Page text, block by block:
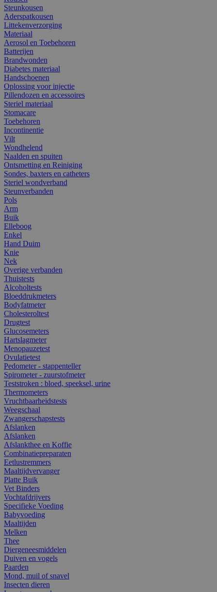
Steunkousen
Aderspatkousen
Littekenverzorging
Materiaal
Aerosol en Toebehoren
Batterijen
Brandwonden
Diabetes materiaal
Handschoenen
Oplossing voor injectie
Pillendozen en accessoires
Steriel materiaal
Stomacare
Toebehoren
Incontinentie
Vilt
Wondhelend
Naalden en spuiten
Ontsmetting en Reiniging
Sondes, baxters en catheters
Steriel wondverband
Steunverbanden
Pols
Arm
Buik
Elleboog
Enkel
Hand Duim
Knie
Nek
Overige verbanden
Thuistests
Alcoholtests
Bloeddrukmeters
Bodyfatmeter
Cholesteroltest
Drugtest
Glucosemeters
Hartslagmeter
Menopauzetest
Ovulatietest
Pedometer - stappenteller
Spirometer - zuurstofmeter
Teststroken : bloed, speeksel, urine
Thermometers
Vruchtbaarheidstests
Weegschaal
Zwangerschapstests
Afslanken
Afslanken
Afslankthee en Koffie
Combinatiepreparaten
Eetlustremmers
Maaltijdvervanger
Platte Buik
Vet Binders
Vochtafdrijvers
Specifieke Voeding
Babyvoeding
Maaltijden
Melken
Thee
Diergeneesmiddelen
Duiven en vogels
Paarden
Mond, muil of snavel
Insecten dieren